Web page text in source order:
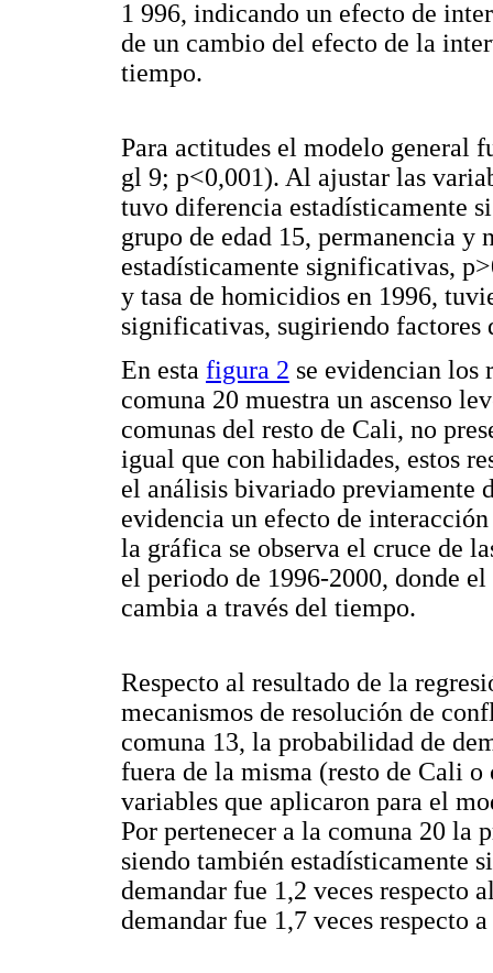
1 996, indicando un efecto de
de un cambio del efecto de la
tiempo.
Para actitudes el modelo general
gl 9; p<0,001). Al ajustar las
tuvo diferencia estadísticamente
grupo de edad 15, permanencia y
estadísticamente significativas,
y tasa de homicidios en 1996,
significativas, sugiriendo factores
En esta figura 2 se evidencian los
comuna 20 muestra un ascenso
comunas del resto de Cali, no
igual que con habilidades, estos
el análisis bivariado previamente
evidencia un efecto de
la gráfica se observa el cruce de
el periodo de 1996-2000, donde
cambia a través del tiempo.
Respecto al resultado de la
mecanismos de resolución de
comuna 13, la probabilidad de
fuera de la misma (resto de Cali o
variables que aplicaron para el
Por pertenecer a la comuna 20 la
siendo también estadísticamente
demandar fue 1,2 veces respecto
demandar fue 1,7 veces respecto